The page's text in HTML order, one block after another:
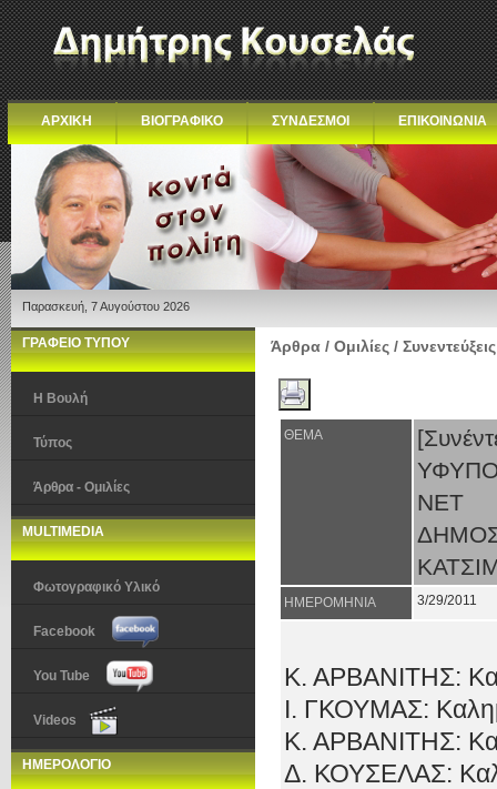
ΑΡΧΙΚΗ ΒΙΟΓΡΑΦΙΚΟ ΣΥΝΔΕΣΜΟΙ ΕΠΙΚΟΙΝΩΝΙΑ
Παρασκευή, 7 Αυγούστου 2026
ΓΡΑΦΕΙΟ ΤΥΠΟΥ
Η Βουλή
Τύπος
Άρθρα - Ομιλίες
MULTIMEDIA
Φωτογραφικό Υλικό
Facebook
You Tube
Videos
ΗΜΕΡΟΛΟΓΙΟ
Άρθρα / Ομιλίες / Συνεντεύξεις
ΘΕΜΑ
ΝΕΤ
ΗΜΕΡΟΜΗΝΙΑ 3/29/2011
Κ. ΑΡΒΑΝΙΤΗΣ:
Ι. ΓΚΟΥΜΑΣ:
Κ. ΑΡΒΑΝΙΤΗΣ:
Δ. ΚΟΥΣΕΛΑΣ: